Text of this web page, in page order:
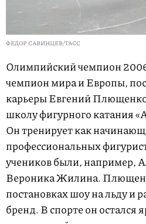
ФЕДОР САВИНЦЕВ/ТАСС
Олимпийский чемпион
чемпион мира и Европы,
карьеры Евгений
школу фигурного катания
Он тренирует как
профессиональных
учеников были, например,
Вероника Жилина.
постановках шоу на льду и
бренд. В спорте он остался